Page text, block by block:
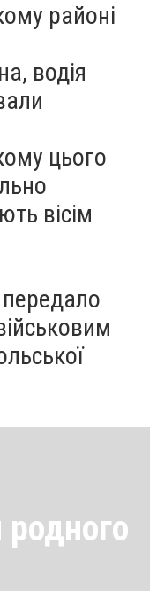
районі
водія
цього
вісім